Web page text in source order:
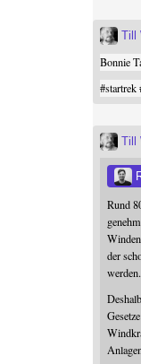
Till
Bonnie
#startrek
Till
Rund
der
werden.